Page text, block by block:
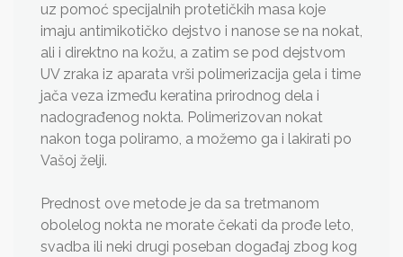
uz pomoć specijalnih protetičkih masa koje
imaju antimikotičko dejstvo i nanose se na nokat,
ali i direktno na kožu, a zatim se pod dejstvom
UV zraka iz aparata vrši polimerizacija gela i time
jača veza između keratina prirodnog dela i
nadograđenog nokta. Polimerizovan nokat
nakon toga poliramo, a možemo ga i lakirati po
Vašoj želji.
Prednost ove metode je da sa tretmanom
obolelog nokta ne morate čekati da prođe leto,
svadba ili neki drugi poseban događaj zbog kog